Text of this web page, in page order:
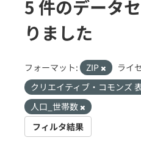
5 件のデータ
りました
フォーマット: ZIP
ライ
クリエイティブ・コモンズ
人口_世帯数
フィルタ結果